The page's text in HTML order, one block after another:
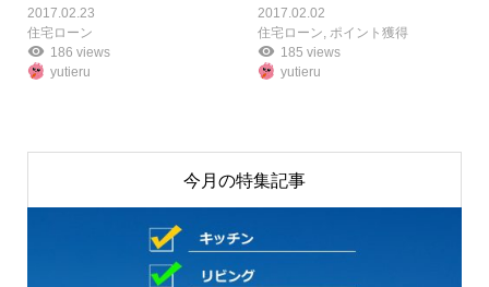
2017.02.23
住宅ローン
186 views
yutieru
2017.02.02
住宅ローン,ポイント獲得
185 views
yutieru
今月の特集記事